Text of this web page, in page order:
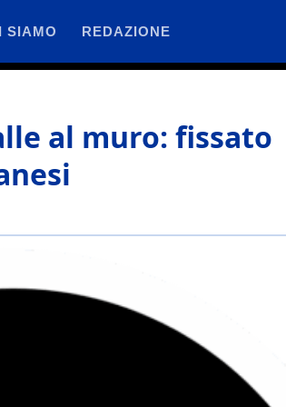
SIAMO REDAZIONE
al muro: fissato